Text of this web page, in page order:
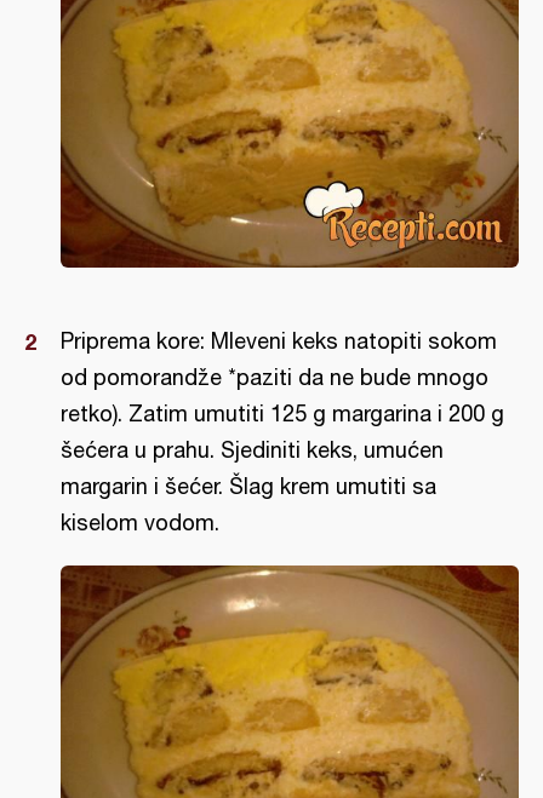
Priprema kore: Mleveni keks natopiti sokom
od pomorandže *paziti da ne bude mnogo
retko). Zatim umutiti 125 g margarina i 200 g
šećera u prahu. Sjediniti keks, umućen
margarin i šećer. Šlag krem umutiti sa
kiselom vodom.